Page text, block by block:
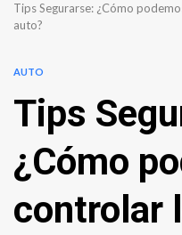
Tips Segurarse: ¿Cómo
auto?
AUTO
Tips
¿Cómo
controlar